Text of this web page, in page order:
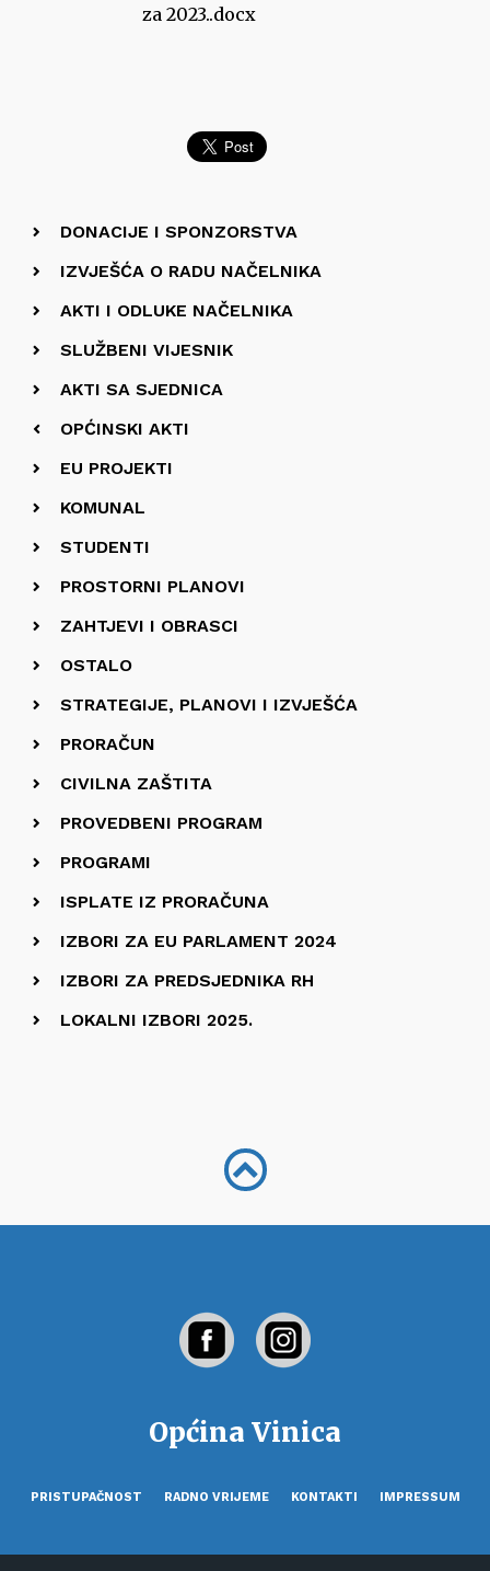
za 2023..docx
DONACIJE I SPONZORSTVA
IZVJEŠĆA O RADU NAČELNIKA
AKTI I ODLUKE NAČELNIKA
SLUŽBENI VIJESNIK
AKTI SA SJEDNICA
OPĆINSKI AKTI
EU PROJEKTI
KOMUNAL
STUDENTI
PROSTORNI PLANOVI
ZAHTJEVI I OBRASCI
OSTALO
STRATEGIJE, PLANOVI I IZVJEŠĆA
PRORAČUN
CIVILNA ZAŠTITA
PROVEDBENI PROGRAM
PROGRAMI
ISPLATE IZ PRORAČUNA
IZBORI ZA EU PARLAMENT 2024
IZBORI ZA PREDSJEDNIKA RH
LOKALNI IZBORI 2025.
Općina Vinica
PRISTUPAČNOST RADNO VRIJEME KONTAKTI IMPRESSUM